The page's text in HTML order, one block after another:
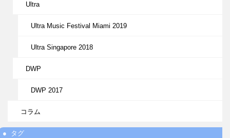
Ultra
Ultra Music Festival Miami 2019
Ultra Singapore 2018
DWP
DWP 2017
コラム
タグ